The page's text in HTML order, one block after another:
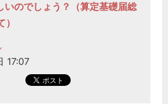
いのでしょう？（算定基礎届総
17:07